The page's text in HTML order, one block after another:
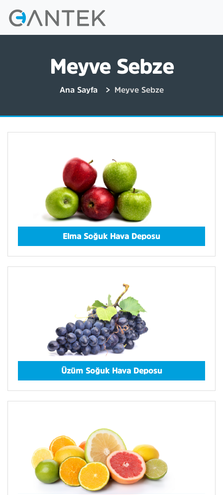
Meyve Sebze
Ana Sayfa Meyve Sebze
Elma Soğuk Hava Deposu
Üzüm Soğuk Hava Deposu